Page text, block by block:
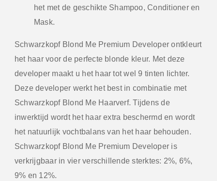
het met de geschikte Shampoo, Conditioner en
Mask.
Schwarzkopf Blond Me Premium Developer ontkleurt
het haar voor de perfecte blonde kleur. Met deze
developer maakt u het haar tot wel 9 tinten lichter.
Deze developer werkt het best in combinatie met
Schwarzkopf Blond Me Haarverf. Tijdens de
inwerktijd wordt het haar extra beschermd en wordt
het natuurlijk vochtbalans van het haar behouden.
Schwarzkopf Blond Me Premium Developer is
verkrijgbaar in vier verschillende sterktes: 2%, 6%,
9% en 12%.